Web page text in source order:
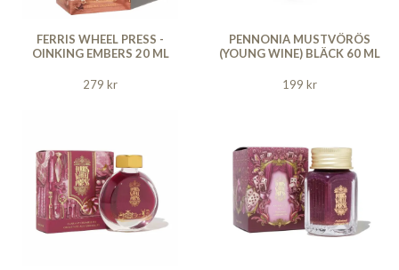
FERRIS WHEEL PRESS -
OINKING EMBERS 20 ML
279 kr
PENNONIA MUSTVÖRÖS
(YOUNG WINE) BLÄCK 60 ML
199 kr